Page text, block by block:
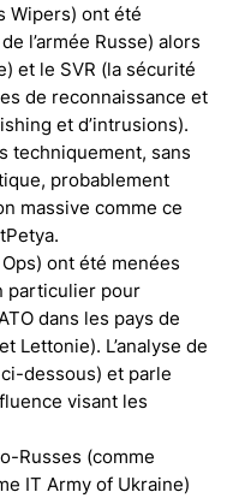
Wipers) ont été
l’armée Russe) alors
et le SVR (la sécurité
de reconnaissance et
et d’intrusions).
techniquement, sans
probablement
massive comme ce
ont été menées
particulier pour
dans les pays de
Lettonie). L’analyse de
dessous) et parle
visant les
Russes (comme
IT Army of Ukraine)